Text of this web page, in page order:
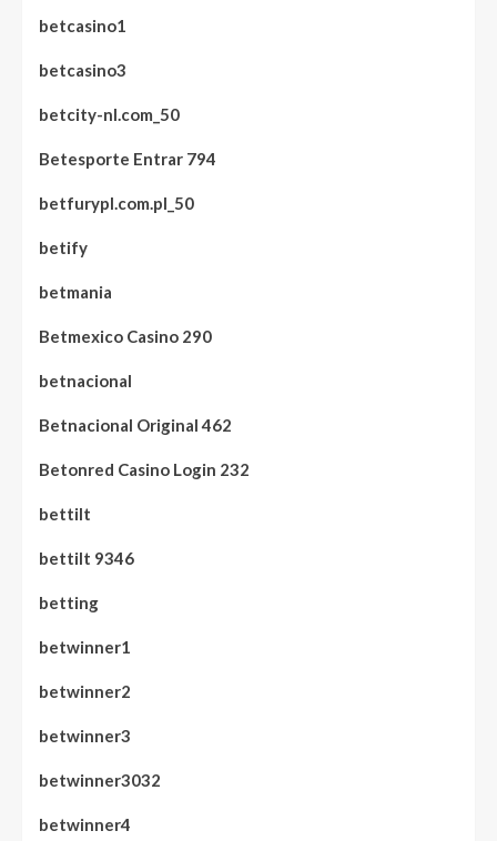
betcasino1
betcasino3
betcity-nl.com_50
Betesporte Entrar 794
betfurypl.com.pl_50
betify
betmania
Betmexico Casino 290
betnacional
Betnacional Original 462
Betonred Casino Login 232
bettilt
bettilt 9346
betting
betwinner1
betwinner2
betwinner3
betwinner3032
betwinner4